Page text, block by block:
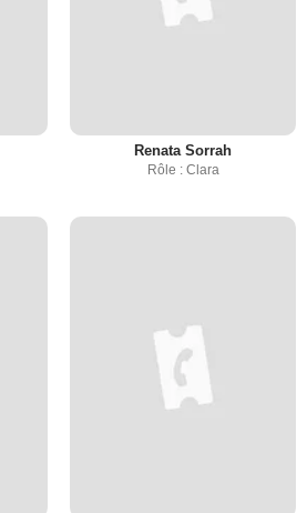
Renata Sorrah
Rôle : Clara